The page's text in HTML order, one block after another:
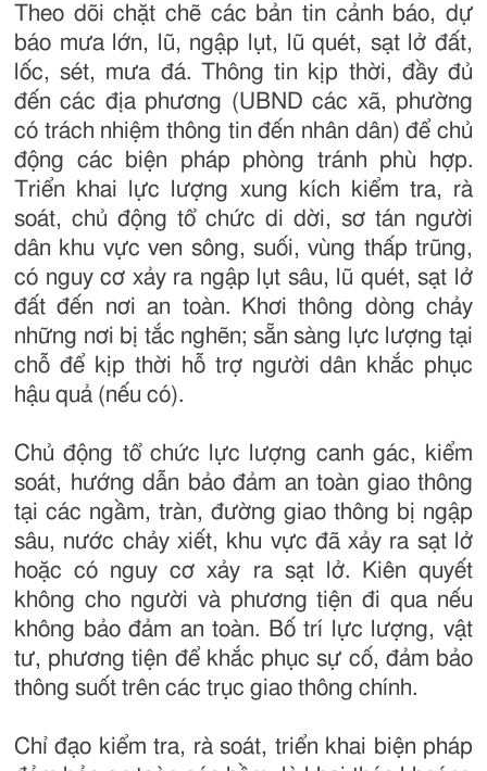
Theo dõi chặt chẽ các bản tin cảnh báo, dự
báo mưa lớn, lũ, ngập lụt, lũ quét, sạt lở đất,
lốc, sét, mưa đá. Thông tin kịp thời, đầy đủ
đến các địa phương (UBND các xã, phường
có trách nhiệm thông tin đến nhân dân) để chủ
động các biện pháp phòng tránh phù hợp.
Triển khai lực lượng xung kích kiểm tra, rà
soát, chủ động tổ chức di dời, sơ tán người
dân khu vực ven sông, suối, vùng thấp trũng,
có nguy cơ xảy ra ngập lụt sâu, lũ quét, sạt lở
đất đến nơi an toàn. Khơi thông dòng chảy
những nơi bị tắc nghẽn; sẵn sàng lực lượng tại
chỗ để kịp thời hỗ trợ người dân khắc phục
hậu quả (nếu có).
Chủ động tổ chức lực lượng canh gác, kiểm
soát, hướng dẫn bảo đảm an toàn giao thông
tại các ngầm, tràn, đường giao thông bị ngập
sâu, nước chảy xiết, khu vực đã xảy ra sạt lở
hoặc có nguy cơ xảy ra sạt lở. Kiên quyết
không cho người và phương tiện đi qua nếu
không bảo đảm an toàn. Bố trí lực lượng, vật
tư, phương tiện để khắc phục sự cố, đảm bảo
thông suốt trên các trục giao thông chính.
Chỉ đạo kiểm tra, rà soát, triển khai biện pháp